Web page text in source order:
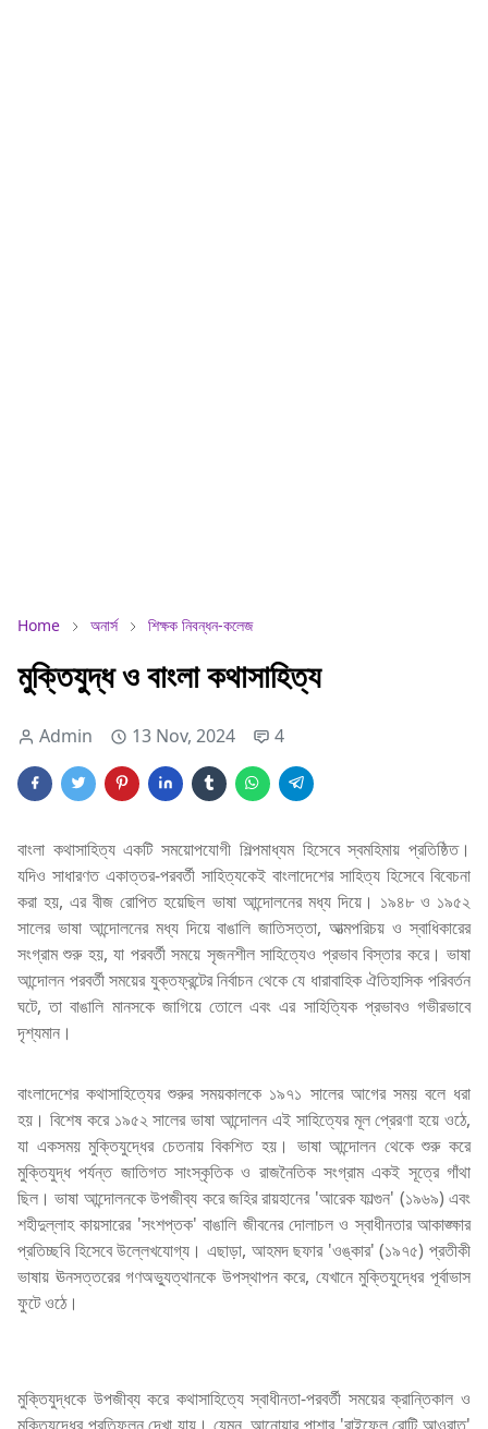
Home অনার্স শিক্ষক নিবন্ধন-কলেজ
মুক্তিযুদ্ধ ও বাংলা কথাসাহিত্য
Admin 13 Nov, 2024 4
বাংলা কথাসাহিত্য একটি সময়োপযোগী শিল্পমাধ্যম হিসেবে স্বমহিমায় প্রতিষ্ঠিত।
যদিও সাধারণত একাত্তর-পরবর্তী সাহিত্যকেই বাংলাদেশের সাহিত্য হিসেবে বিবেচনা
করা হয়, এর বীজ রোপিত হয়েছিল ভাষা আন্দোলনের মধ্য দিয়ে। ১৯৪৮ ও ১৯৫২
সালের ভাষা আন্দোলনের মধ্য দিয়ে বাঙালি জাতিসত্তা, আত্মপরিচয় ও স্বাধিকারের
সংগ্রাম শুরু হয়, যা পরবর্তী সময়ে সৃজনশীল সাহিত্যেও প্রভাব বিস্তার করে। ভাষা
আন্দোলন পরবর্তী সময়ের যুক্তফ্রন্টের নির্বাচন থেকে যে ধারাবাহিক ঐতিহাসিক পরিবর্তন
ঘটে, তা বাঙালি মানসকে জাগিয়ে তোলে এবং এর সাহিত্যিক প্রভাবও গভীরভাবে
দৃশ্যমান।
বাংলাদেশের কথাসাহিত্যের শুরুর সময়কালকে ১৯৭১ সালের আগের সময় বলে ধরা
হয়। বিশেষ করে ১৯৫২ সালের ভাষা আন্দোলন এই সাহিত্যের মূল প্রেরণা হয়ে ওঠে,
যা একসময় মুক্তিযুদ্ধের চেতনায় বিকশিত হয়। ভাষা আন্দোলন থেকে শুরু করে
মুক্তিযুদ্ধ পর্যন্ত জাতিগত সাংস্কৃতিক ও রাজনৈতিক সংগ্রাম একই সূত্রে গাঁথা
ছিল। ভাষা আন্দোলনকে উপজীব্য করে জহির রায়হানের 'আরেক ফাল্গুন' (১৯৬৯) এবং
শহীদুল্লাহ কায়সারের 'সংশপ্তক' বাঙালি জীবনের দোলাচল ও স্বাধীনতার আকাঙ্ক্ষার
প্রতিচ্ছবি হিসেবে উল্লেখযোগ্য। এছাড়া, আহমদ ছফার 'ওঙ্কার' (১৯৭৫) প্রতীকী
ভাষায় ঊনসত্তরের গণঅভ্যুত্থানকে উপস্থাপন করে, যেখানে মুক্তিযুদ্ধের পূর্বাভাস
ফুটে ওঠে।
মুক্তিযুদ্ধকে উপজীব্য করে কথাসাহিত্যে স্বাধীনতা-পরবর্তী সময়ের ক্রান্তিকাল ও